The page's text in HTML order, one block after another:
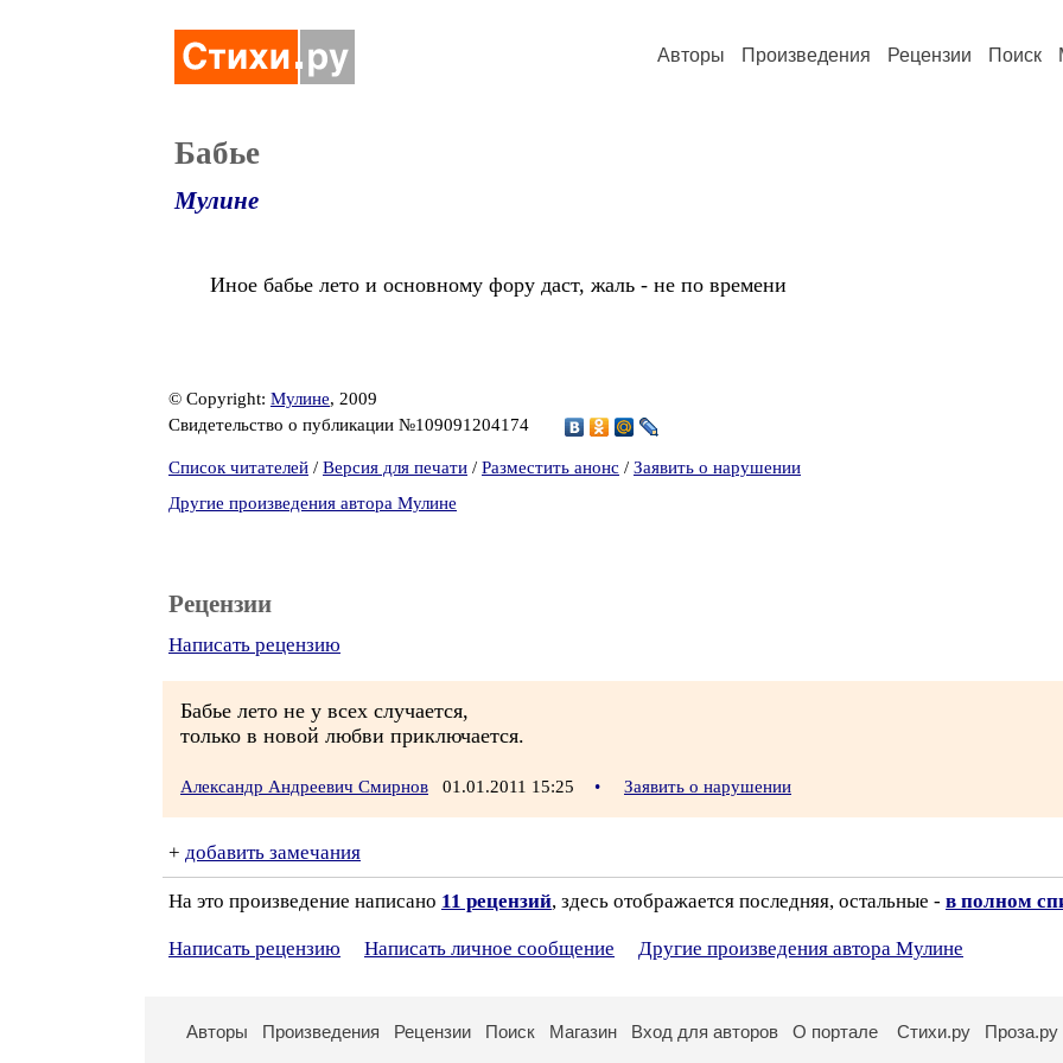
Авторы Произведения Рецензии Поиск
Бабье
Мулине
Иное бабье лето и основному фору даст, жаль - не по времени
© Copyright: Мулине, 2009
Свидетельство о публикации №109091204174
Список читателей / Версия для печати / Разместить анонс / Заявить о нарушении
Другие произведения автора Мулине
Рецензии
Написать рецензию
Бабье лето не у всех случается,
только в новой любви приключается.
Александр Андреевич Смирнов 01.01.2011 15:25 • Заявить о нарушении
+ добавить замечания
На это произведение написано 11 рецензий, здесь отображается последняя, остальные - в полном
Написать рецензию Написать личное сообщение Другие произведения автора Мулине
Авторы Произведения Рецензии Поиск Магазин Вход для авторов О портале Стихи.ру Проза.ру